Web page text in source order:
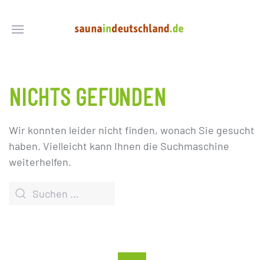
NICHTS GEFUNDEN
Wir konnten leider nicht finden, wonach Sie gesucht
haben. Vielleicht kann Ihnen die Suchmaschine
weiterhelfen.